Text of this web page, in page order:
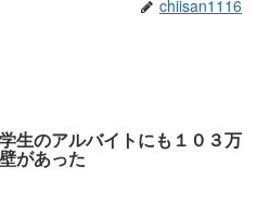
chiisan1116
生のアルバイトにも１０３万
があった